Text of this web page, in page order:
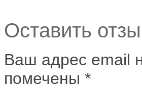
Оставить
Ваш адрес email
помечены *